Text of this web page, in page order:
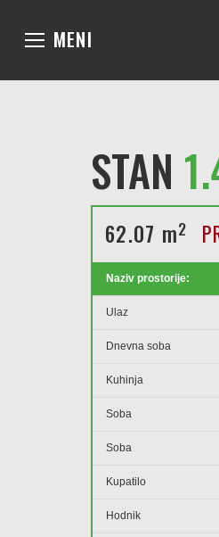
MENI
STAN
62.07 m2
Naziv prostorije:
Ulaz
Dnevna soba
Kuhinja
Soba
Soba
Kupatilo
Hodnik